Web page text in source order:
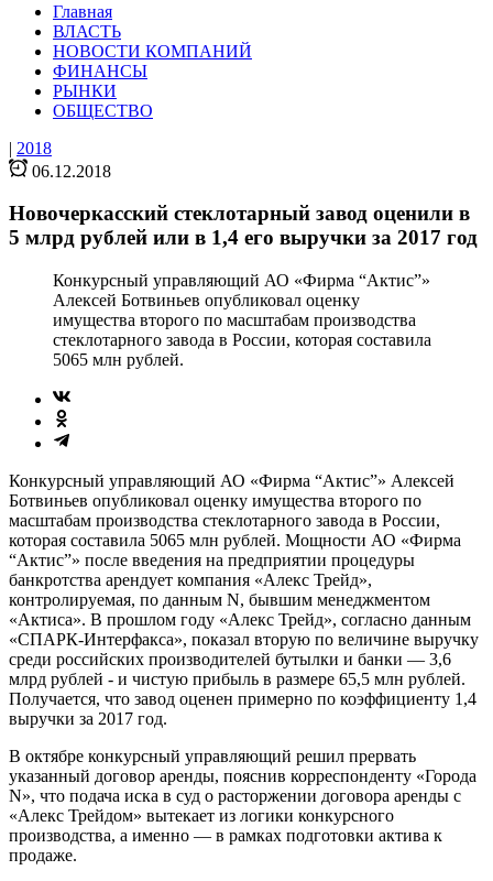
Главная
ВЛАСТЬ
НОВОСТИ КОМПАНИЙ
ФИНАНСЫ
РЫНКИ
ОБЩЕСТВО
| 2018
06.12.2018
Новочеркасский стеклотарный завод оценили в
5 млрд рублей или в 1,4 его выручки за 2017 год
Конкурсный управляющий АО «Фирма “Актис”»
Алексей Ботвиньев опубликовал оценку
имущества второго по масштабам производства
стеклотарного завода в России, которая составила
5065 млн рублей.
Конкурсный управляющий АО «Фирма “Актис”» Алексей
Ботвиньев опубликовал оценку имущества второго по
масштабам производства стеклотарного завода в России,
которая составила 5065 млн рублей. Мощности АО «Фирма
“Актис”» после введения на предприятии процедуры
банкротства арендует компания «Алекс Трейд»,
контролируемая, по данным N, бывшим менеджментом
«Актиса». В прошлом году «Алекс Трейд», согласно данным
«СПАРК-Интерфакса», показал вторую по величине выручку
среди российских производителей бутылки и банки — 3,6
млрд рублей - и чистую прибыль в размере 65,5 млн рублей.
Получается, что завод оценен примерно по коэффициенту 1,4
выручки за 2017 год.
В октябре конкурсный управляющий решил прервать
указанный договор аренды, пояснив корреспонденту «Города
N», что подача иска в суд о расторжении договора аренды с
«Алекс Трейдом» вытекает из логики конкурсного
производства, а именно — в рамках подготовки актива к
продаже.